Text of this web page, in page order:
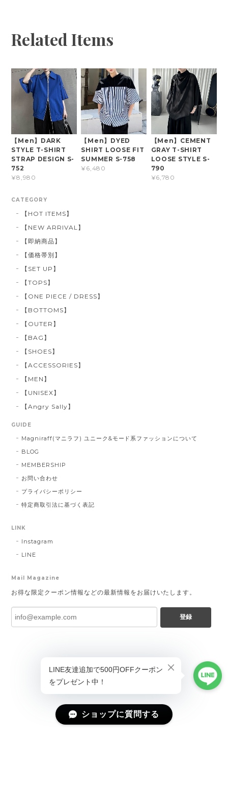
Related Items
【Men】DARK
STYLE T-SHIRT
STRAP DESIGN S-
752
¥8,980
【Men】DYED
SHIRT LOOSE FIT
SUMMER S-758
¥6,480
【Men】CEMENT
GRAY T-SHIRT
LOOSE STYLE S-
790
¥6,780
CATEGORY
【HOT ITEMS】
【NEW ARRIVAL】
【即納商品】
【価格帯別】
【SET UP】
【TOPS】
【ONE PIECE / DRESS】
【BOTTOMS】
【OUTER】
【BAG】
【SHOES】
【ACCESSORIES】
【MEN】
【UNISEX】
【Angry Sally】
GUIDE
Magniraff(マニラフ) ユニーク&モード系ファッションについて
BLOG
MEMBERSHIP
お問い合わせ
プライバシーポリシー
特定商取引法に基づく表記
LINK
Instagram
LINE
Mail Magazine
お得な限定クーポン情報などの最新情報をお届けいたします。
登録
ショップに質問する